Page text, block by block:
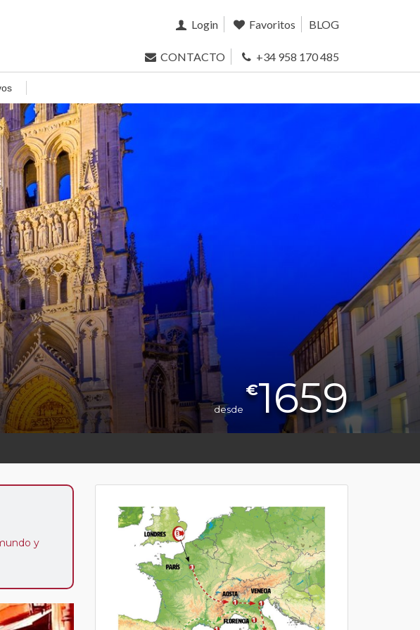
Login Favoritos BLOG
CONTACTO +34 958 170 485
desde
€1659
y